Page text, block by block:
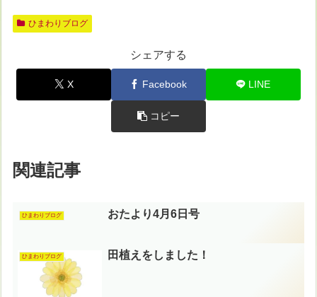
ひまわりブログ
シェアする
X Facebook LINE
コピー
関連記事
ひまわりブログ おたより4月6日号
ひまわりブログ 田植えをしました！